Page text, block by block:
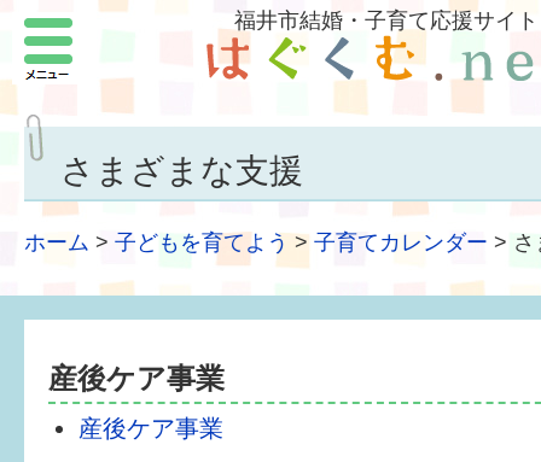
福井市結婚・子育て応援サイト
さまざまな支援
ホーム > 子どもを育てよう > 子育てカレンダー >
産後ケア事業
産後ケア事業
メニュー
結婚したい
子どもがほしい
子どもを育てよう
もしものときの緊急連絡先